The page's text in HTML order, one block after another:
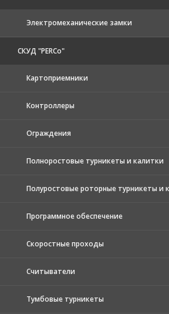
Электромеханические замки
СКУД "PERCo"
Картоприемники
Контроллеры
Ограждения
Полноростовые турникеты и калитки
Полуростовые роторные турникеты и
Программное обеспечение
Скоростные проходы
Считыватели
Тумбовые турникеты